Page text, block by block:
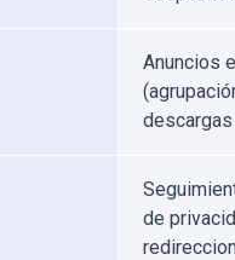
Anuncios
de